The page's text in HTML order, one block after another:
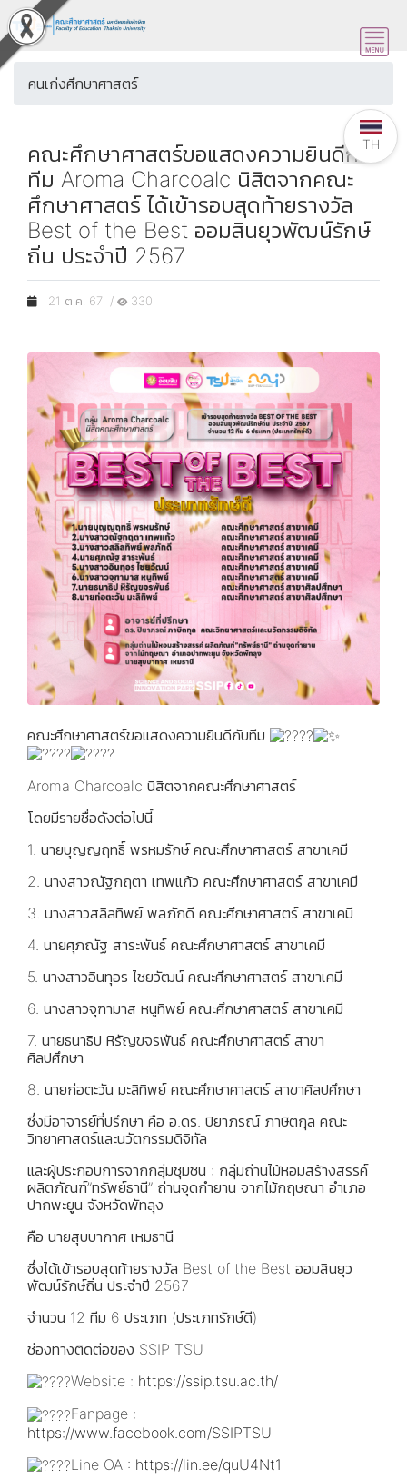
คนเก่งศึกษาศาสตร์
คณะศึกษาศาสตร์ขอแสดงความยินดีกับ
ทีม Aroma Charcoalc นิสิตจากคณะ
ศึกษาศาสตร์ ได้เข้ารอบสุดท้ายรางวัล
Best of the Best ออมสินยุวพัฒน์รักษ์
ถิ่น ประจำปี 2567
21 ต.ค. 67 / 330
คณะศึกษาศาสตร์ขอแสดงความยินดีกับทีม
Aroma Charcoalc นิสิตจากคณะศึกษาศาสตร์
โดยมีรายชื่อดังต่อไปนี้
1. นายบุญญฤทธิ์ พรหมรักษ์ คณะศึกษาศาสตร์ สาขาเคมี
2. นางสาวณัฐกฤตา เทพแก้ว คณะศึกษาศาสตร์ สาขาเคมี
3. นางสาวสลิลทิพย์ พลภักดี คณะศึกษาศาสตร์ สาขาเคมี
4. นายศุภณัฐ สาระพันธ์ คณะศึกษาศาสตร์ สาขาเคมี
5. นางสาวอินทุอร ไชยวัฒน์ คณะศึกษาศาสตร์ สาขาเคมี
6. นางสาวจุฑามาส หนูทิพย์ คณะศึกษาศาสตร์ สาขาเคมี
7. นายธนาธิป หิรัญขจรพันธ์ คณะศึกษาศาสตร์ สาขา
ศิลปศึกษา
8. นายก่อตะวัน มะลิทิพย์ คณะศึกษาศาสตร์ สาขาศิลปศึกษา
ซึ่งมีอาจารย์ที่ปรึกษา คือ อ.ดร. ปิยาภรณ์ ภาษิตกุล คณะ
วิทยาศาสตร์และนวัตกรรมดิจิทัล
และผู้ประกอบการจากกลุ่มชุมชน : กลุ่มถ่านไม้หอมสร้างสรรค์
ผลิตภัณฑ์”ทรัพย์ธานี” ถ่านจุดกำยาน จากไม้กฤษณา อำเภอ
ปากพะยูน จังหวัดพัทลุง
คือ นายสุบบากาศ เหมธานี
ซึ่งได้เข้ารอบสุดท้ายรางวัล Best of the Best ออมสินยุว
พัฒน์รักษ์ถิ่น ประจำปี 2567
จำนวน 12 ทีม 6 ประเภท (ประเภทรักษ์ดี)
ช่องทางติดต่อของ SSIP TSU
Website : https://ssip.tsu.ac.th/
Fanpage :
https://www.facebook.com/SSIPTSU
Line OA : https://lin.ee/quU4Nt1
TH